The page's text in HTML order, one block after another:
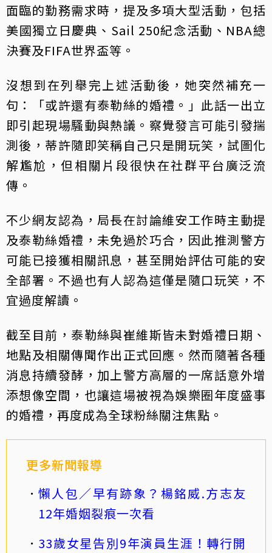
面臨的勤務需求時，提及多項大型活動，包括
美國獨立日慶典、Sail 250紀念活動、NBA總
決賽及FIFA世界盃等。
沒想到在列舉完上述活動後，她突然補充一
句：「或許還有泰勒絲的婚禮。」此話一出立
即引起現場騷動與熱議。察覺發言可能引發揣
測後，蒂許隨即笑稱自己只是開玩笑，試圖化
解尷尬，但相關片段很快在社群平台廣泛流
傳。
不少網友認為，局長在討論維安工作時主動提
及泰勒絲婚禮，未免過於巧合，因此推測警方
可能已接獲相關訊息，甚至開始評估可能的安
全部署。不過也有人認為這僅是隨口玩笑，不
宜過度解讀。
截至目前，泰勒絲與崔維斯皆未對婚禮日期、
地點及相關傳聞作出正式回應。然而隨著各種
消息持續發酵，加上警方高層的一席話意外增
添想像空間，也讓這場被視為娛樂圈年度盛事
的婚禮，再度成為全球粉絲關注焦點。
更多新聞報導
懶人包／早有跡象？楊銘威.方志友
12年婚姻裂痕一次看
33歲女星告別9年演員生涯！轉行開